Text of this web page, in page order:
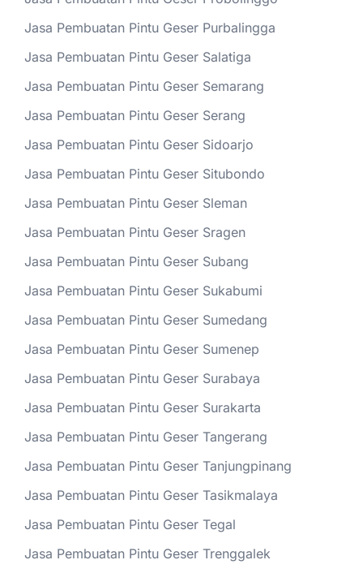
Jasa Pembuatan Pintu Geser Purbalingga
Jasa Pembuatan Pintu Geser Salatiga
Jasa Pembuatan Pintu Geser Semarang
Jasa Pembuatan Pintu Geser Serang
Jasa Pembuatan Pintu Geser Sidoarjo
Jasa Pembuatan Pintu Geser Situbondo
Jasa Pembuatan Pintu Geser Sleman
Jasa Pembuatan Pintu Geser Sragen
Jasa Pembuatan Pintu Geser Subang
Jasa Pembuatan Pintu Geser Sukabumi
Jasa Pembuatan Pintu Geser Sumedang
Jasa Pembuatan Pintu Geser Sumenep
Jasa Pembuatan Pintu Geser Surabaya
Jasa Pembuatan Pintu Geser Surakarta
Jasa Pembuatan Pintu Geser Tangerang
Jasa Pembuatan Pintu Geser Tanjungpinang
Jasa Pembuatan Pintu Geser Tasikmalaya
Jasa Pembuatan Pintu Geser Tegal
Jasa Pembuatan Pintu Geser Trenggalek